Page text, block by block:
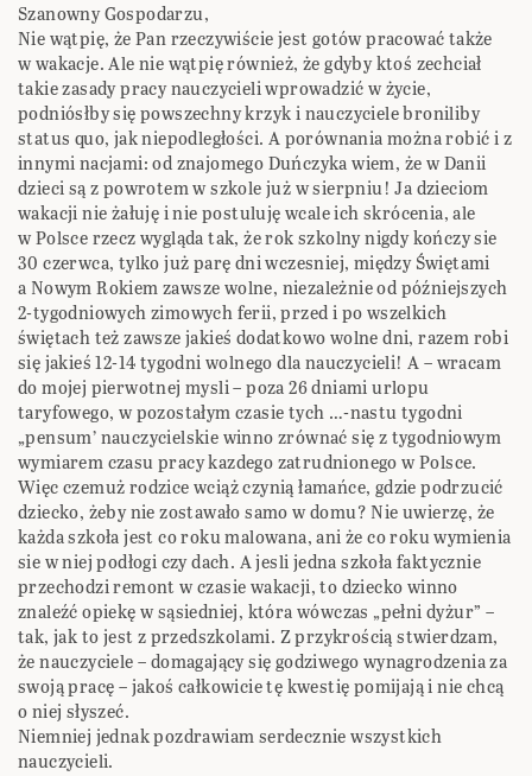
Szanowny Gospodarzu,
Nie wątpię, że Pan rzeczywiście jest gotów pracować także
w wakacje. Ale nie wątpię również, że gdyby ktoś zechciał
takie zasady pracy nauczycieli wprowadzić w życie,
podniósłby się powszechny krzyk i nauczyciele broniliby
status quo, jak niepodległości. A porównania można robić i z
innymi nacjami: od znajomego Duńczyka wiem, że w Danii
dzieci są z powrotem w szkole już w sierpniu! Ja dzieciom
wakacji nie żałuję i nie postuluję wcale ich skrócenia, ale
w Polsce rzecz wygląda tak, że rok szkolny nigdy kończy sie
30 czerwca, tylko już parę dni wczesniej, między Świętami
a Nowym Rokiem zawsze wolne, niezależnie od późniejszych
2-tygodniowych zimowych ferii, przed i po wszelkich
świętach też zawsze jakieś dodatkowo wolne dni, razem robi
się jakieś 12-14 tygodni wolnego dla nauczycieli! A – wracam
do mojej pierwotnej mysli – poza 26 dniami urlopu
taryfowego, w pozostałym czasie tych …-nastu tygodni
„pensum’ nauczycielskie winno zrównać się z tygodniowym
wymiarem czasu pracy kazdego zatrudnionego w Polsce.
Więc czemuż rodzice wciąż czynią łamańce, gdzie podrzucić
dziecko, żeby nie zostawało samo w domu? Nie uwierzę, że
każda szkoła jest co roku malowana, ani że co roku wymienia
sie w niej podłogi czy dach. A jesli jedna szkoła faktycznie
przechodzi remont w czasie wakacji, to dziecko winno
znaleźć opiekę w sąsiedniej, która wówczas „pełni dyżur” –
tak, jak to jest z przedszkolami. Z przykrością stwierdzam,
że nauczyciele – domagający się godziwego wynagrodzenia za
swoją pracę – jakoś całkowicie tę kwestię pomijają i nie chcą
o niej słyszeć.
Niemniej jednak pozdrawiam serdecznie wszystkich
nauczycieli.